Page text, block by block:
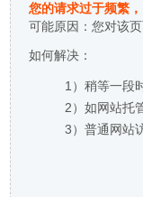
您的请求过于频繁
可能原因：您对该
如何解决：
1）稍等一段
2）如网站托
3）普通网站